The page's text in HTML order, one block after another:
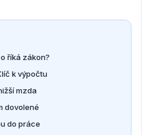
říká zákon?
k výpočtu
mzda
dovolené
do práce